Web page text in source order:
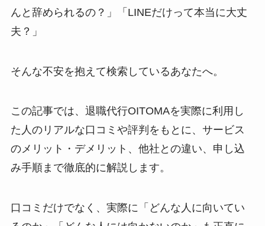
んと辞められるの？」「LINEだけって本当に大丈
夫？」
そんな不安を抱えて検索しているあなたへ。
この記事では、退職代行OITOMAを実際に利用し
た人のリアルな口コミや評判をもとに、サービス
のメリット・デメリット、他社との違い、申し込
み手順まで徹底的に解説します。
口コミだけでなく、実際に「どんな人に向いてい